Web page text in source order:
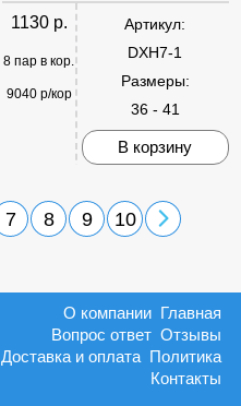
1130 р.
8 пар в кор.
9040 р/кор
Артикул:
DXH7-1
Размеры:
36 - 41
В корзину
7 8 9 10
Главная
О компании
Отзывы
Вопрос ответ
Политика
Доставка и оплата
Контакты